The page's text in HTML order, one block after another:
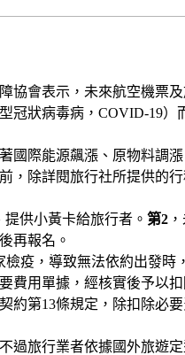
協會表示，未來航空機票
冠狀病毒病，COVID-19）
國際能源飆漲、原物料調
，除詳閱旅行社所提供的
供小黃卡給旅行者。 第2
再報名。
疫，導致無法依約出發
費用單據，經核實後予以
約第13條規定，除扣除必
過旅行業者依據國外旅遊